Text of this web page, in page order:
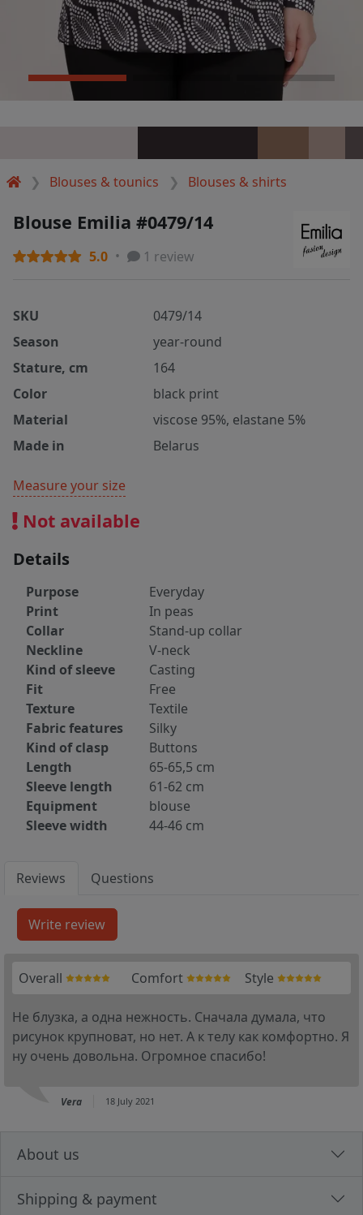
Blouses & tounics Blouses & shirts
Blouse Emilia #0479/14
5.0 1 review
SKU
0479/14
Season
year-round
Stature, cm
164
Color
black print
Material
viscose 95%, elastane 5%
Made in
Belarus
Measure your size
Not available
Details
Purpose
Everyday
Print
In peas
Collar
Stand-up collar
Neckline
V-neck
Kind of sleeve
Casting
Fit
Free
Texture
Textile
Fabric features
Silky
Kind of clasp
Buttons
Length
65-65,5 cm
Sleeve length
61-62 cm
Equipment
blouse
Sleeve width
44-46 cm
Reviews Questions
Overall Comfort Style
Не блузка, а одна нежность. Сначала думала, что
рисунок крупноват, но нет. А к телу как комфортно. Я
ну очень довольна. Огромное спасибо!
Vera 18 July 2021
About us
Shipping & payment